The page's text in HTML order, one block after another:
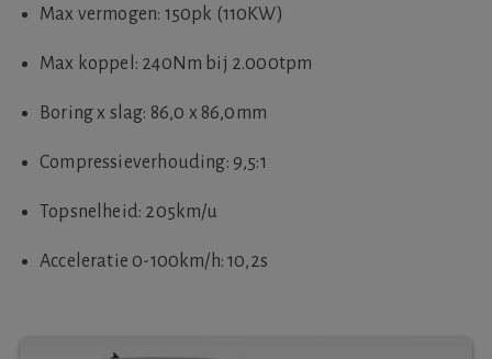
Max vermogen: 150pk (110KW)
Max koppel: 240Nm bij 2.000tpm
Boring x slag: 86,0 x 86,0mm
Compressieverhouding: 9,5:1
Topsnelheid: 205km/u
Acceleratie 0-100km/h: 10,2s